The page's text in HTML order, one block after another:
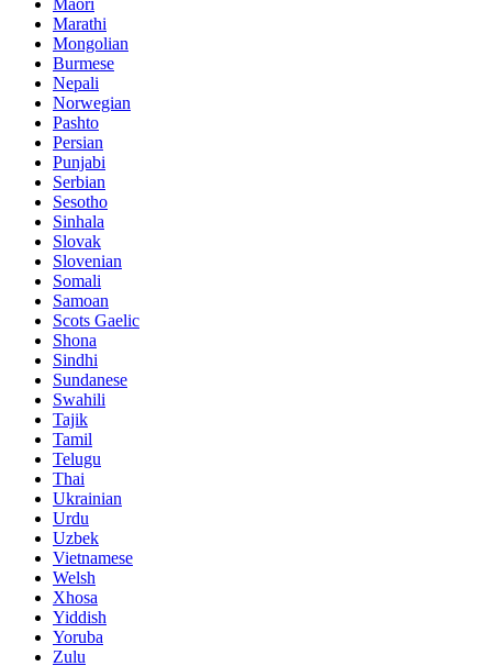
Maori
Marathi
Mongolian
Burmese
Nepali
Norwegian
Pashto
Persian
Punjabi
Serbian
Sesotho
Sinhala
Slovak
Slovenian
Somali
Samoan
Scots Gaelic
Shona
Sindhi
Sundanese
Swahili
Tajik
Tamil
Telugu
Thai
Ukrainian
Urdu
Uzbek
Vietnamese
Welsh
Xhosa
Yiddish
Yoruba
Zulu